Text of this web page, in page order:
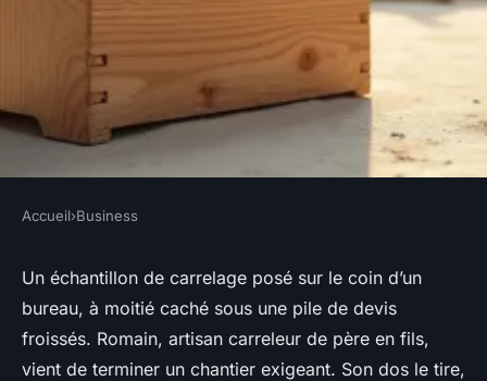
Pourquoi un logiciel artisan
transforme votre gestion de
chantier
Accueil›Business
Un échantillon de carrelage posé sur le coin d’un
bureau, à moitié caché sous une pile de devis
froissés. Romain, artisan carreleur de père en fils,
vient de terminer un chantier exigeant. Son dos le tire,